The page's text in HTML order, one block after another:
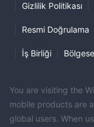
Gizlilik Politikası
Resmi Doğrulama
İş Birliği
You are visiting the
mobile products are
global users. When